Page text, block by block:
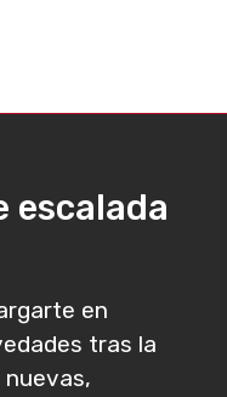
escalada
en
tras la
nuevas,